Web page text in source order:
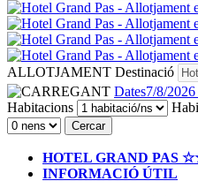
ALLOTJAMENT Destinació
Dates7/8/
Habitacions
Cercar
HOTEL GRAND PAS
INFORMACIÓ ÚTIL